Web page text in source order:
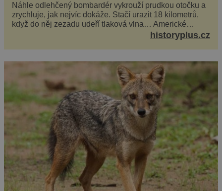
Náhle odlehčený bombardér vykrouží prudkou otočku a
zrychluje, jak nejvíc dokáže. Stačí urazit 18 kilometrů,
když do něj zezadu udeří tlaková vlna… Americké
rozhodnutí svrhnout ničivou jadernou bombu ...historyplus.cz